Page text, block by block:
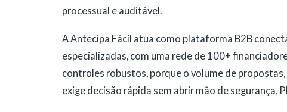
processual e auditável.
A Antecipa Fácil atua como plataforma B2B
especializadas, com uma rede de 100+
controles robustos, porque o volume de
exige decisão rápida sem abrir mão de segurança,